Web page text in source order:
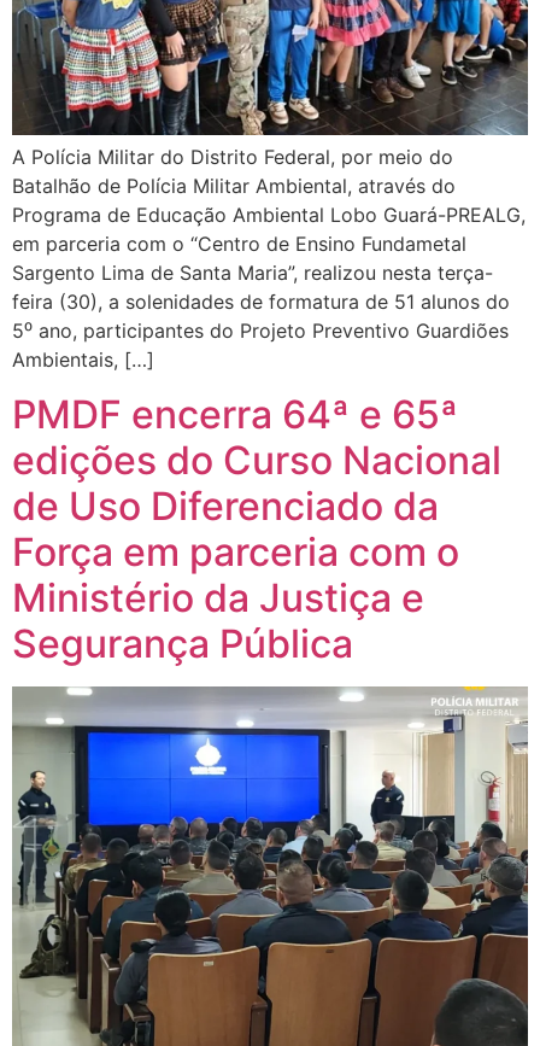
A Polícia Militar do Distrito Federal, por meio do
Batalhão de Polícia Militar Ambiental, através do
Programa de Educação Ambiental Lobo Guará-PREALG,
em parceria com o “Centro de Ensino Fundametal
Sargento Lima de Santa Maria”, realizou nesta terça-
feira (30), a solenidades de formatura de 51 alunos do
5⁰ ano, participantes do Projeto Preventivo Guardiões
Ambientais, […]
PMDF encerra 64ª e 65ª
edições do Curso Nacional
de Uso Diferenciado da
Força em parceria com o
Ministério da Justiça e
Segurança Pública